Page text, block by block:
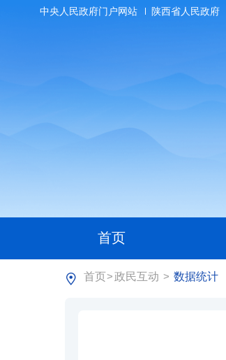
中央人民政府门户网站 陕西省人民政府
首页
首页>政民互动 > 数据统计